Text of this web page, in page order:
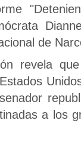
de
revela
a los